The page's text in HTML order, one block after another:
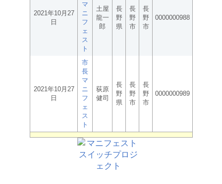
2021年10月27
日
マ
ニ
フ
ェ
ス
ト
土屋
龍一
郎
長
野
県
長
野
市
長
野
市
0000000988
2021年10月27
日
市
長
マ
ニ
フ
ェ
ス
ト
荻原
健司
長
野
県
長
野
市
長
野
市
0000000989